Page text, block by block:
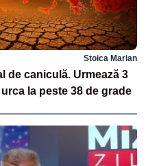
Stoica Marian
de caniculă. Urmează 3
la peste 38 de grade